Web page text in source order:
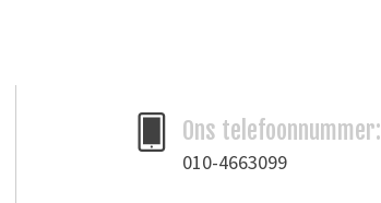
Ons telefoonnummer:
010-4663099